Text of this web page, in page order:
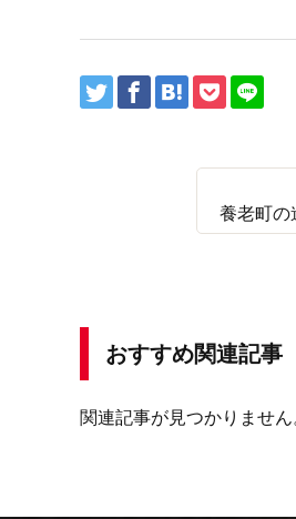
養老町
おすすめ関連記事
関連記事が見つかりません